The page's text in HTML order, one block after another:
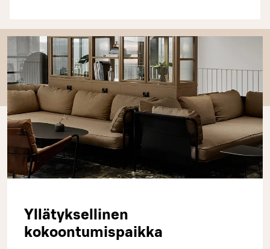
Yllätyksellinen
kokoontumispaikka